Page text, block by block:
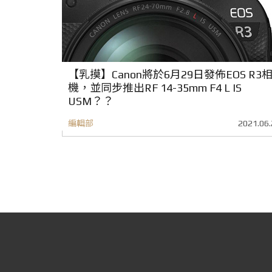
【乳摸】Canon將於6月29日發佈EOS R3相
機，並同步推出RF 14-35mm F4 L IS
USM？？
編輯部